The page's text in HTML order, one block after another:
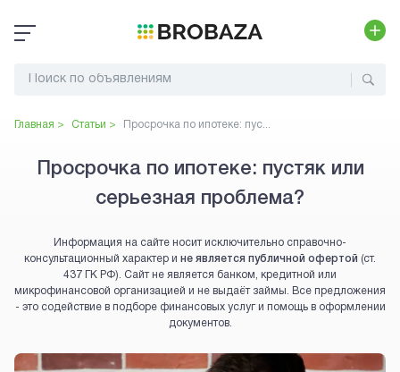
Главная > Статьи > Просрочка по ипотеке: пус...
Просрочка по ипотеке: пустяк или
серьезная проблема?
Информация на сайте носит исключительно справочно-
консультационный характер и не является публичной офертой (ст.
437 ГК РФ). Сайт не является банком, кредитной или
микрофинансовой организацией и не выдаёт займы. Все предложения
- это содействие в подборе финансовых услуг и помощь в оформлении
документов.